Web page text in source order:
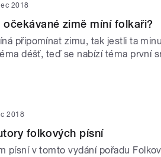
2018
zimě míní folkaři?
připomínat zimu, tak jestli ta
déšť, teď se nabízí téma první
2018
folkových písní
písní v tomto vydání pořadu